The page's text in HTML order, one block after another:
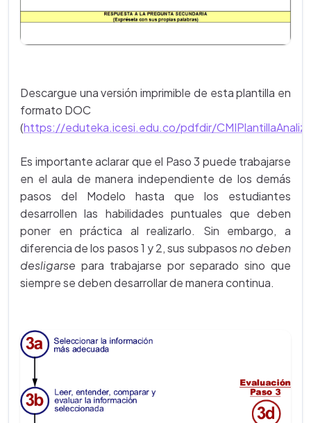
Descargue una versión imprimible de esta plantilla en
formato DOC
(https://eduteka.icesi.edu.co/pdfdir/
Es importante aclarar que el Paso 3 puede trabajarse
en el aula de manera independiente de los demás
pasos del Modelo hasta que los estudiantes
desarrollen las habilidades puntuales que deben
poner en práctica al realizarlo. Sin embargo, a
diferencia de los pasos 1 y 2, sus subpasosno deben
desligarse para trabajarse por separado sino que
siempre se deben desarrollar de manera continua.